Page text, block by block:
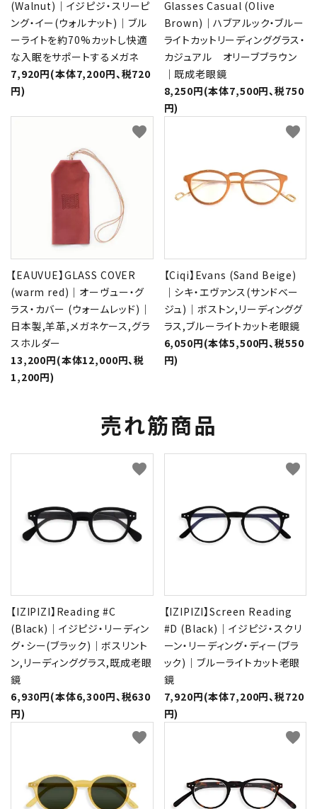
(Walnut)｜イジピジ・スリーピ
ング・イー(ウォルナット)｜ブル
ーライトを約70%カットし快適
な入眠をサポートするメガネ
7,920円(本体7,200円、税720
円)
Glasses Casual (Olive
Brown)｜ハブアルック・ブルー
ライトカットリーディンググラス・
カジュアル オリーブブラウン
｜既成老眼鏡
8,250円(本体7,500円、税750
円)
【EAUVUE】GLASS COVER
(warm red)｜オーヴュー・グ
ラス・カバー (ウォームレッド)｜
日本製,羊革,メガネケース,グラ
スホルダー
13,200円(本体12,000円、税
1,200円)
favorite
【Ciqi】Evans (Sand Beige)
｜シキ・エヴァンス(サンドベー
ジュ)｜ボストン,リーディンググ
ラス,ブルーライトカット老眼鏡
6,050円(本体5,500円、税550
円)
favorite
売れ筋商品
【IZIPIZI】Reading #C
(Black)｜イジピジ・リーディン
グ・シー(ブラック)｜ボスリント
ン,リーディンググラス,既成老眼
鏡
6,930円(本体6,300円、税630
円)
favorite
【IZIPIZI】Screen Reading
#D (Black)｜イジピジ・スクリ
ーン・リーディング・ディー(ブラ
ック)｜ブルーライトカット老眼
鏡
7,920円(本体7,200円、税720
円)
favorite
favorite favorite